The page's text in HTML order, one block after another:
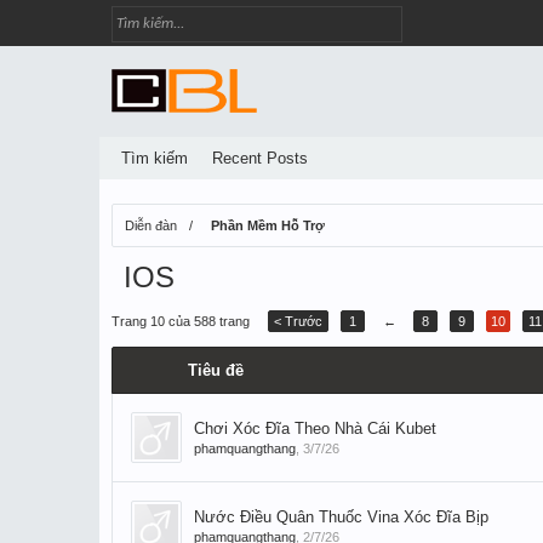
Diễn đàn Phần Mềm Hỗ Trợ
IOS
Trang 10 của 588 trang < Trước 1 ← 8 9 10 11
Tiêu đề
Chơi Xóc Đĩa Theo Nhà Cái Kubet
phamquangthang 3/7/26
Nước Điều Quân Thuốc Vina Xóc Đĩa Bịp
phamquangthang 2/7/26
Tìm kiếm Recent Posts